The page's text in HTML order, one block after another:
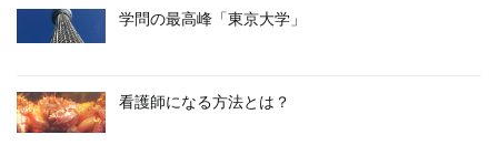
学問の最高峰「東京大学」
看護師になる方法とは？